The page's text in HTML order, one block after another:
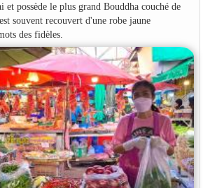
et possède le plus grand Bouddha couché de
souvent recouvert d'une robe jaune
des fidèles.